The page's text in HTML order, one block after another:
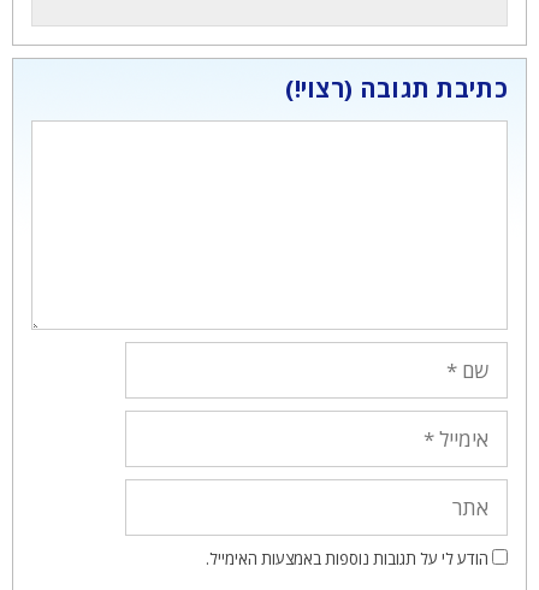
כתיבת תגובה
הודע לי על תגובות נוספות באמצעות האימייל.